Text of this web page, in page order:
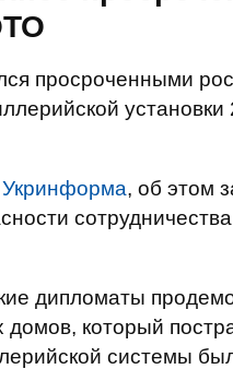
просроченными
Укринформа, об этом
дипломаты
который
системы